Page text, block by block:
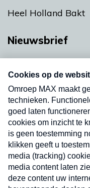
Heel Holland Bakt
Nieuwsbrief
nieuwsbrief. Elke
uw mailbox.